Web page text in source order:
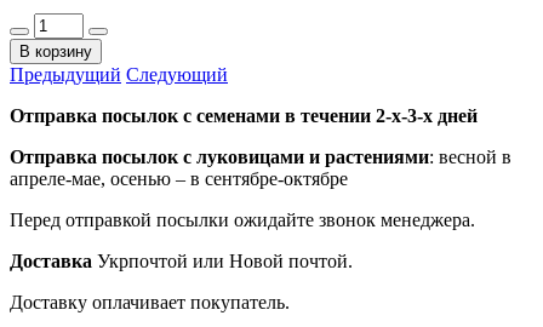
В корзину
Предыдущий Следующий
Отправка посылок с семенами в течении 2-х-3-х дней
Отправка посылок с луковицами и растениями: весной в
апреле-мае, осенью – в сентябре-октябре
Перед отправкой посылки ожидайте звонок менеджера.
Доставка Укрпочтой или Новой почтой.
Доставку оплачивает покупатель.